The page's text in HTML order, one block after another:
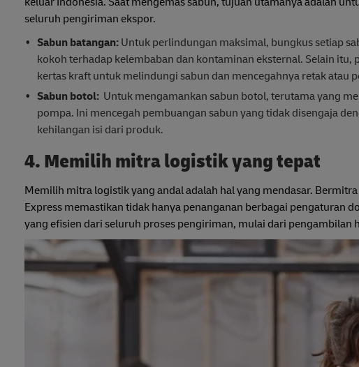
seluruh pengiriman ekspor.
Sabun batangan: Untuk perlindungan maksimal, bungkus setiap
kokoh terhadap kelembaban dan kontaminan eksternal. Selain
kertas kraft untuk melindungi sabun dan mencegahnya retak atau
Sabun botol: Untuk mengamankan sabun botol, terutama yang
pompa. Ini mencegah pembuangan sabun yang tidak disengaja
kehilangan isi dari produk.
4. Memilih mitra logistik yang tepat
Memilih mitra logistik yang andal adalah hal yang mendasar.
Express memastikan tidak hanya penanganan berbagai pengaturan
yang efisien dari seluruh proses pengiriman, mulai dari pengambilan